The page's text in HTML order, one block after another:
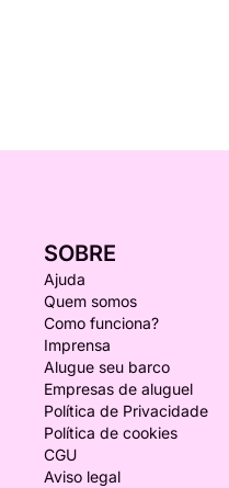
SOBRE
Ajuda
Quem somos
Como funciona?
Imprensa
Alugue seu barco
Empresas de aluguel
Política de Privacidade
Política de cookies
CGU
Aviso legal